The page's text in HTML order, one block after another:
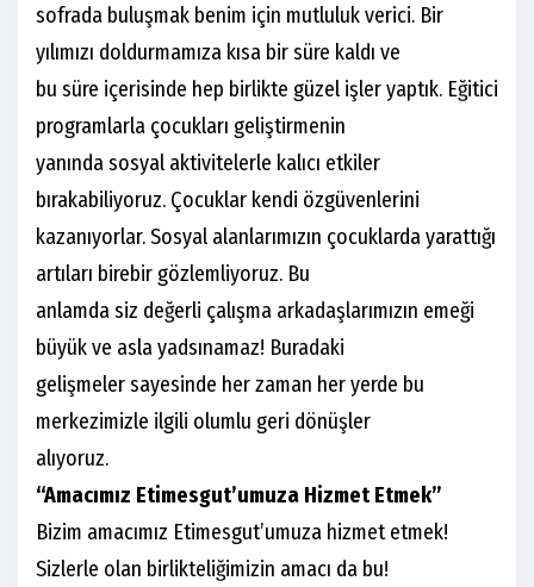
sofrada buluşmak benim için mutluluk verici. Bir
yılımızı doldurmamıza kısa bir süre kaldı ve
bu süre içerisinde hep birlikte güzel işler yaptık. Eğitici
programlarla çocukları geliştirmenin
yanında sosyal aktivitelerle kalıcı etkiler
bırakabiliyoruz. Çocuklar kendi özgüvenlerini
kazanıyorlar. Sosyal alanlarımızın çocuklarda yarattığı
artıları birebir gözlemliyoruz. Bu
anlamda siz değerli çalışma arkadaşlarımızın emeği
büyük ve asla yadsınamaz! Buradaki
gelişmeler sayesinde her zaman her yerde bu
merkezimizle ilgili olumlu geri dönüşler
alıyoruz.
“Amacımız Etimesgut’umuza Hizmet Etmek”
Bizim amacımız Etimesgut’umuza hizmet etmek!
Sizlerle olan birlikteliğimizin amacı da bu!